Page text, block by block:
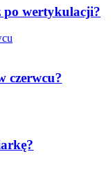
po wertykulacji?
czerwcu?